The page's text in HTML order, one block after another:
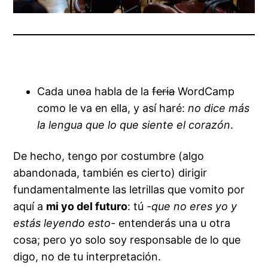
Cada unoa habla de laferiaWordCamp
como le va en ella, y así haré:no dice más
la lengua que lo que siente el corazón.
De hecho, tengo por costumbre (algo
abandonada, también es cierto) dirigir
fundamentalmente las letrillas que vomito por
aquí a mi yo del futuro: tú -que no eres yo y
estás leyendo esto- entenderás una u otra
cosa; pero yo solo soy responsable de lo que
digo, no de tu interpretación.